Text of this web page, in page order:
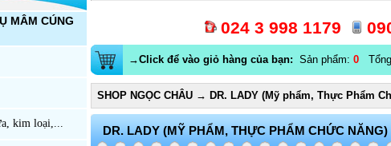
MÂM CÚNG
kim loại,...
024 3 998 1179
→Click để vào giỏ hàng của bạn: Sản phẩm: 0
SHOP NGỌC CHÂU → DR. LADY (Mỹ phẩm, Thực Phẩm
DR. LADY (MỸ PHẨM, THỰC PHẨM CHỨC NĂNG)